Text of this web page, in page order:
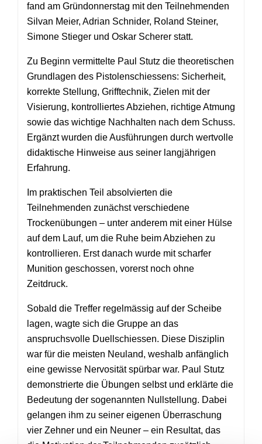
fand am Gründonnerstag mit den Teilnehmenden
Silvan Meier, Adrian Schnider, Roland Steiner,
Simone Stieger und Oskar Scherer statt.
Zu Beginn vermittelte Paul Stutz die theoretischen
Grundlagen des Pistolenschiessens: Sicherheit,
korrekte Stellung, Grifftechnik, Zielen mit der
Visierung, kontrolliertes Abziehen, richtige Atmung
sowie das wichtige Nachhalten nach dem Schuss.
Ergänzt wurden die Ausführungen durch wertvolle
didaktische Hinweise aus seiner langjährigen
Erfahrung.
Im praktischen Teil absolvierten die
Teilnehmenden zunächst verschiedene
Trockenübungen – unter anderem mit einer Hülse
auf dem Lauf, um die Ruhe beim Abziehen zu
kontrollieren. Erst danach wurde mit scharfer
Munition geschossen, vorerst noch ohne
Zeitdruck.
Sobald die Treffer regelmässig auf der Scheibe
lagen, wagte sich die Gruppe an das
anspruchsvolle Duellschiessen. Diese Disziplin
war für die meisten Neuland, weshalb anfänglich
eine gewisse Nervosität spürbar war. Paul Stutz
demonstrierte die Übungen selbst und erklärte die
Bedeutung der sogenannten Nullstellung. Dabei
gelangen ihm zu seiner eigenen Überraschung
vier Zehner und ein Neuner – ein Resultat, das